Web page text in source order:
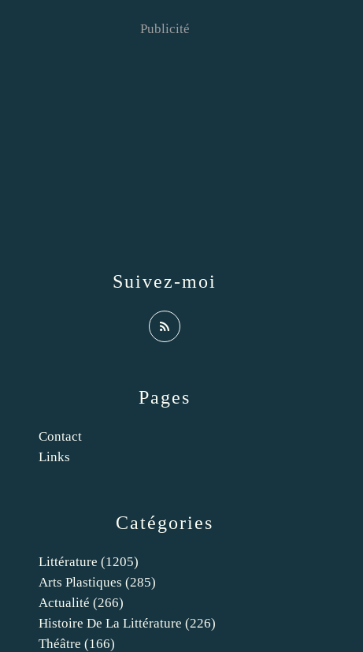
Catégories
Littérature (1205)
Arts Plastiques (285)
Actualité (266)
Histoire De La Littérature (226)
Théâtre (166)
Pages
Contact
Links
Suivez-moi
Publicité